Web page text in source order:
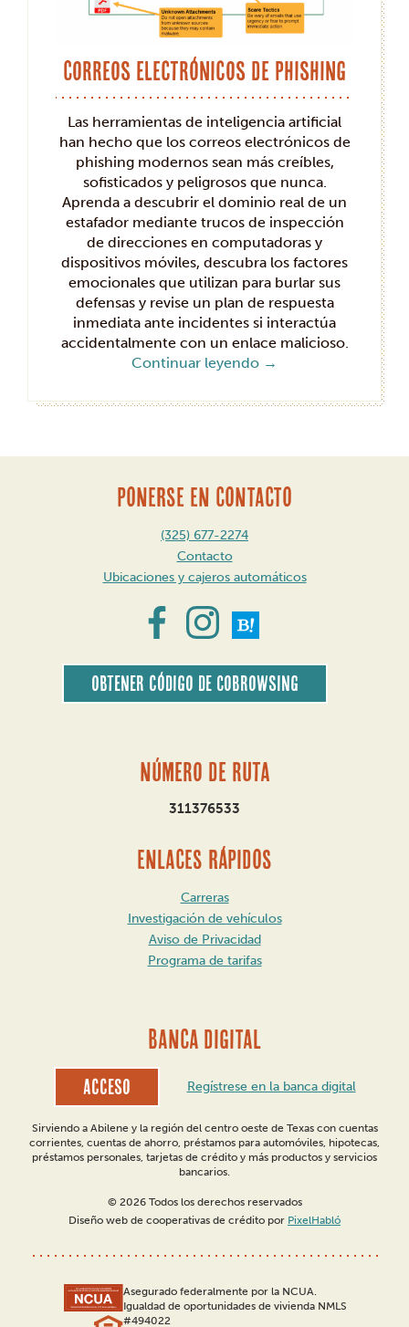
Correos electrónicos de phishing
Las herramientas de inteligencia artificial
han hecho que los correos electrónicos de
phishing modernos sean más creíbles,
sofisticados y peligrosos que nunca.
Aprenda a descubrir el dominio real de un
estafador mediante trucos de inspección
de direcciones en computadoras y
dispositivos móviles, descubra los factores
emocionales que utilizan para burlar sus
defensas y revise un plan de respuesta
inmediata ante incidentes si interactúa
accidentalmente con un enlace malicioso.
Continuar leyendo →
PONERSE EN CONTACTO
(325) 677-2274
Contacto
Ubicaciones y cajeros automáticos
Obtener código de CoBrowsing
Número de ruta
311376533
ENLACES RÁPIDOS
Carreras
Investigación de vehículos
Aviso de Privacidad
Programa de tarifas
BANCA DIGITAL
Acceso Regístrese en la banca digital
Sirviendo a Abilene y la región del centro oeste de Texas con cuentas
corrientes, cuentas de ahorro, préstamos para automóviles, hipotecas,
préstamos personales, tarjetas de crédito y más productos y servicios
bancarios.
© 2026 Todos los derechos reservados
Diseño web de cooperativas de crédito por PixelHabló
Asegurado federalmente por la NCUA.
Igualdad de oportunidades de vivienda NMLS
#494022